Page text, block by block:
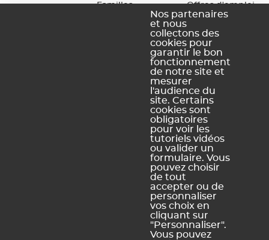
Familles Offres d'emploi
Contact
Accessibilité :
Partiellement
conforme
Schéma
pluriannuel
d'accessibilité
numérique
Légal produits
Conditions générales de
vente et d'utilisation
Dispositions relatives à la
protection des données
Nos partenaires
et nous
collectons des
cookies pour
garantir le bon
fonctionnement
de notre site et
mesurer
l'audience du
site. Certains
cookies sont
obligatoires
pour voir les
tutoriels vidéos
ou valider un
formulaire. Vous
pouvez choisir
de tout
accepter ou de
personnaliser
vos choix en
cliquant sur
"Personnaliser".
Vous pouvez